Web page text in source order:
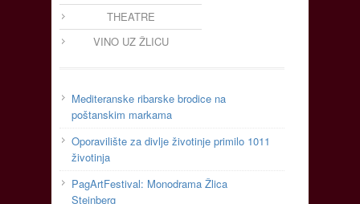
THEATRE
VINO UZ ŽLICU
Mediteranske ribarske brodice na
poštanskim markama
Oporavilište za divlje životinje primilo 1011
životinja
PagArtFestival: Monodrama Žlica
Steinberg